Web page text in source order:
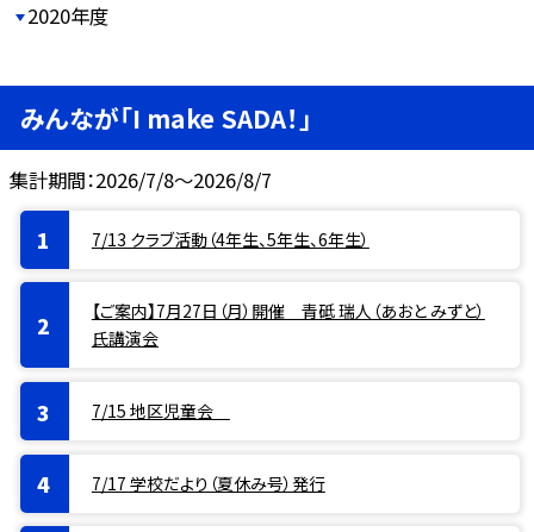
2020年度
みんなが「I make SADA！」
集計期間：2026/7/8～2026/8/7
7/13 クラブ活動（4年生、5年生、6年生）
【ご案内】7月27日（月）開催 青砥 瑞人（あおと みずと）
氏講演会
7/15 地区児童会
7/17 学校だより（夏休み号）発行